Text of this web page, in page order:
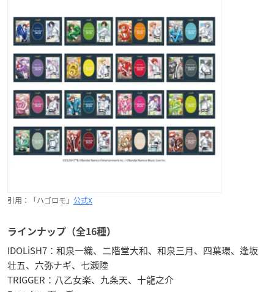
引用：「ハゴロモ」 公式X
ラインナップ（全16種）
IDOLiSH7：和泉一織、二階堂大和、和泉三月、四葉環、逢坂
壮五、六弥ナギ、七瀬陸
TRIGGER：八乙女楽、九条天、十龍之介